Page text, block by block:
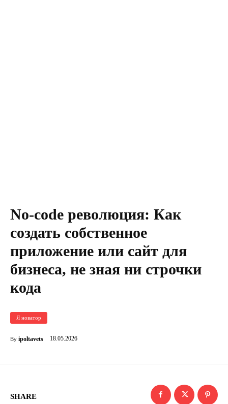
No-code революция: Как
создать собственное
приложение или сайт для
бизнеса, не зная ни строчки
кода
Я новатор
By ipoltavets 18.05.2026
SHARE